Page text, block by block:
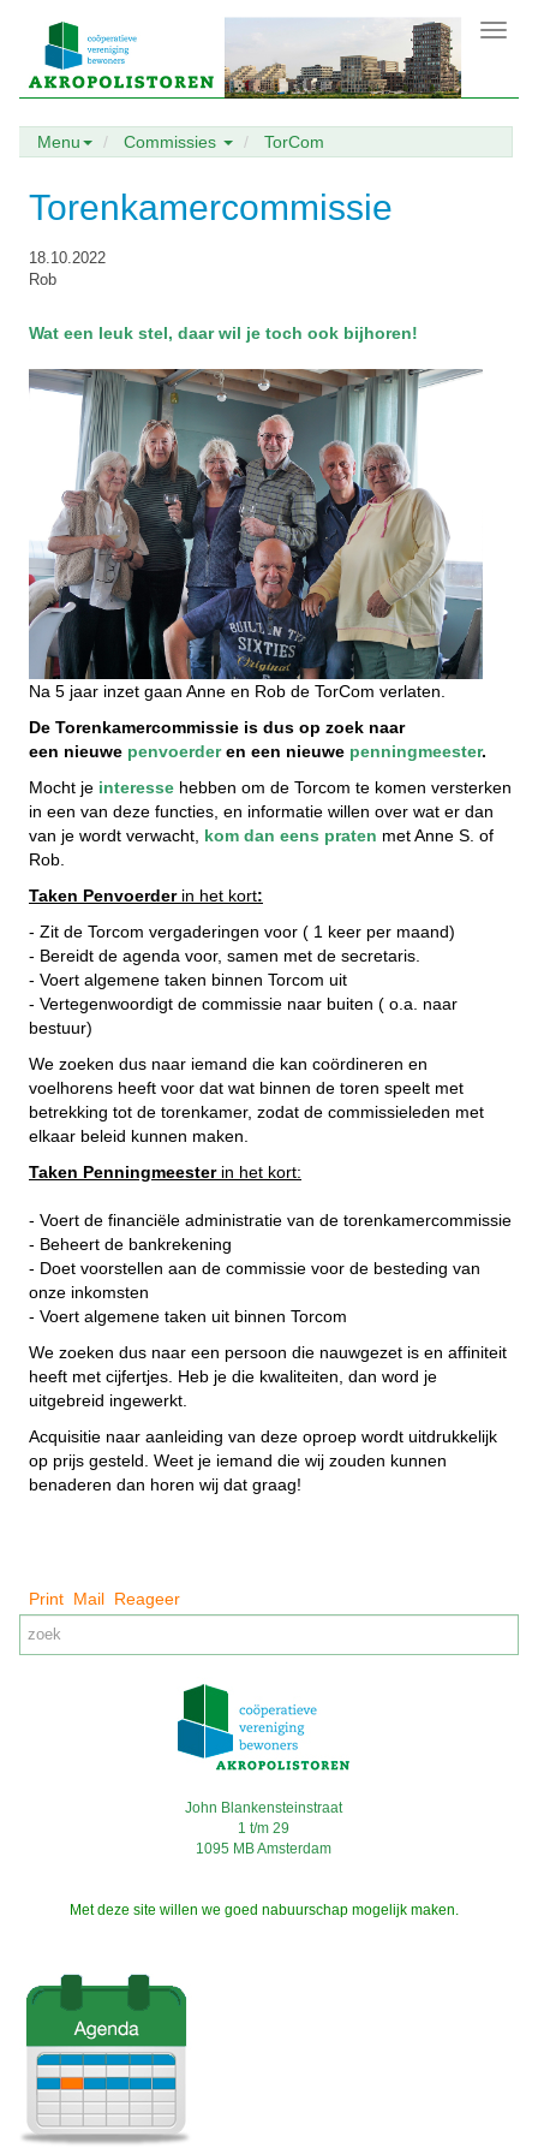
Menu Commissies TorCom
Torenkamercommissie
18.10.2022
Rob
Wat een leuk stel, daar wil je toch ook bijhoren!
Na 5 jaar inzet gaan Anne en Rob de TorCom verlaten.
De Torenkamercommissie is dus op zoek naar
een nieuwe penvoerder en een nieuwe penningmeester.
Mocht je interesse hebben om de Torcom te komen versterken
in een van deze functies, en informatie willen over wat er dan
van je wordt verwacht, kom dan eens praten met Anne S. of
Rob.
Taken Penvoerderin het kort:
- Zit de Torcom vergaderingen voor ( 1 keer per maand)
- Bereidt de agenda voor, samen met de secretaris.
- Voert algemene taken binnen Torcom uit
- Vertegenwoordigt de commissie naar buiten ( o.a. naar
bestuur)
We zoeken dus naar iemand die kan coördineren en
voelhorens heeft voor dat wat binnen de toren speelt met
betrekking tot de torenkamer, zodat de commissieleden met
elkaar beleid kunnen maken.
Taken Penningmeesterin het kort:
- Voert de financiële administratie van de torenkamercommissie
- Beheert de bankrekening
- Doet voorstellen aan de commissie voor de besteding van
onze inkomsten
- Voert algemene taken uit binnen Torcom
We zoeken dus naar een persoon die nauwgezet is en affiniteit
heeft met cijfertjes. Heb je die kwaliteiten, dan word je
uitgebreid ingewerkt.
Acquisitie naar aanleiding van deze oproep wordt uitdrukkelijk
op prijs gesteld. Weet je iemand die wij zouden kunnen
benaderen dan horen wij dat graag!
Print Mail Reageer
John Blankensteinstraat
1 t/m 29
1095 MB Amsterdam
Met deze site willen we goed nabuurschap mogelijk maken.